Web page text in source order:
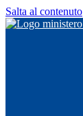
Salta al contenuto